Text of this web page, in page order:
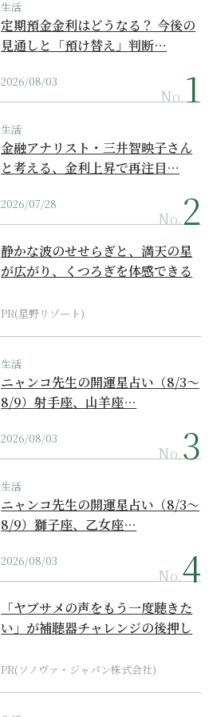
生活
定期預金金利はどうなる？ 今後の
見通しと「預け替え」判断…
2026/08/03
No.
生活
金融アナリスト・三井智映子さん
と考える、金利上昇で再注目…
2026/07/28
No.
静かな波のせせらぎと、満天の星
が広がり、くつろぎを体感できる
PR(星野リゾート)
生活
ニャンコ先生の開運星占い（8/3～
8/9）射手座、山羊座…
2026/08/03
No.
生活
ニャンコ先生の開運星占い（8/3～
8/9）獅子座、乙女座…
2026/08/03
No.
「ヤブサメの声をもう一度聴きた
い」が補聴器チャレンジの後押し
PR(ソノヴァ・ジャパン株式会社)